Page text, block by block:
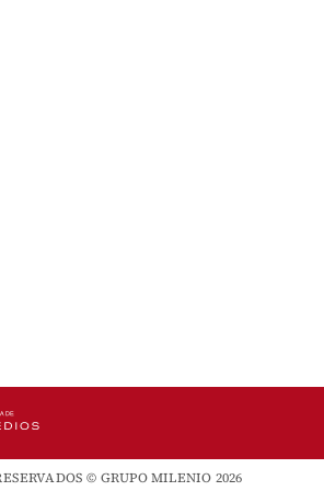
© GRUPO MILENIO 2026